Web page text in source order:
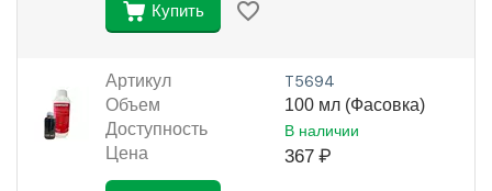
Купить
Артикул Т5694
Объем
100 мл (Фасовка)
Доступность
В наличии
Цена 367 ₽